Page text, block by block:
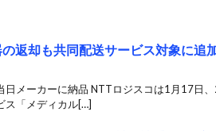
返却も共同配送サービス対象に追
日メーカーに納品 NTTロジスコは1月17日
ス「メディカル[…]